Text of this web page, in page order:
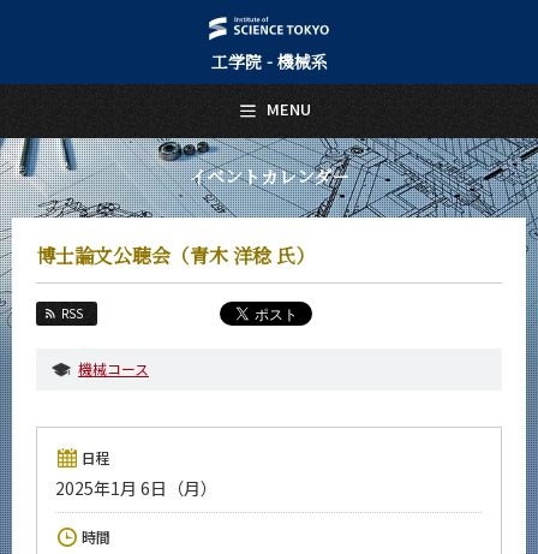
工学院 - 機械系
イベントカレンダー
博士論文公聴会（青木 洋稔 氏）
RSS
機械コース
日程
2025年1月 6日（月）
時間
MENU
日本語 English
トップページ
Top Page
機械系について
About Us
教育
Education
入学案内
Admissions
機械系 News